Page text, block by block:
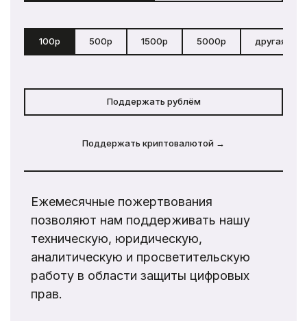
100р 500р 1500р 5000р другая
Поддержать рублём
Поддержать криптовалютой →
Ежемесячные пожертвования
позволяют нам поддерживать нашу
техническую, юридическую,
аналитическую и просветительскую
работу в области защиты цифровых
прав.